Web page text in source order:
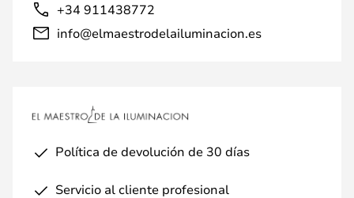
+34 911438772
info@elmaestrodelailuminacion.es
Política de devolución de 30 días
Servicio al cliente profesional